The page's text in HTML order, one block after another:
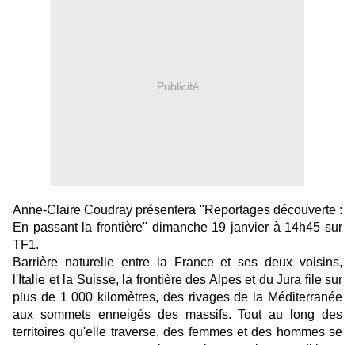
Publicité
Anne-Claire Coudray présentera "Reportages découverte :
En passant la frontière" dimanche 19 janvier à 14h45 sur
TF1.
Barrière naturelle entre la France et ses deux voisins,
l'Italie et la Suisse, la frontière des Alpes et du Jura file sur
plus de 1 000 kilomètres, des rivages de la Méditerranée
aux sommets enneigés des massifs. Tout au long des
territoires qu'elle traverse, des femmes et des hommes se